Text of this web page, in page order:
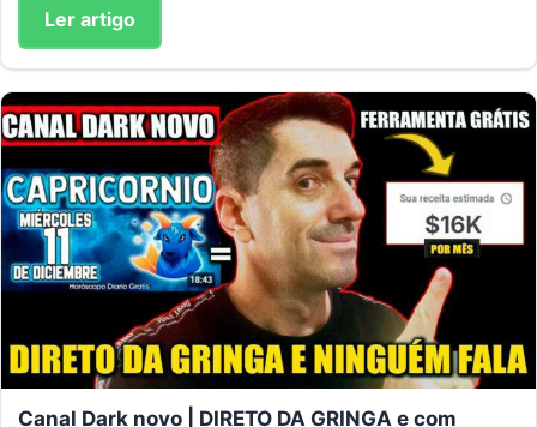
Ler artigo
Canal Dark novo | DIRETO DA GRINGA e com